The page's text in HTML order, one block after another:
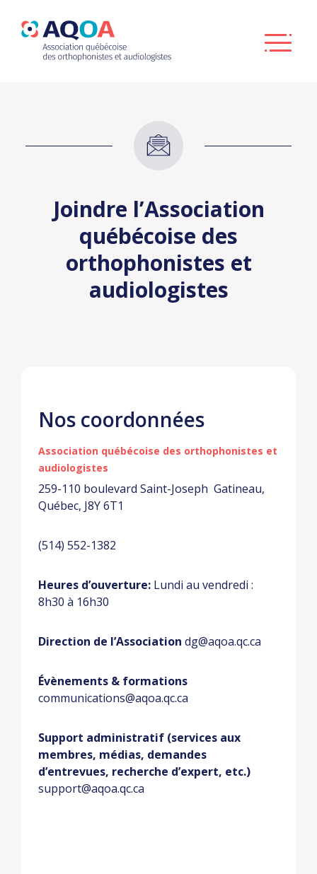
Joindre l’Association
québécoise des
orthophonistes et
audiologistes
Nos coordonnées
Association québécoise des orthophonistes et
audiologistes
259-110 boulevard Saint-Joseph Gatineau,
Québec, J8Y 6T1
(514) 552-1382
Heures d’ouverture: Lundi au vendredi :
8h30 à 16h30
Direction de l’Association dg@aqoa.qc.ca
Évènements & formations
communications@aqoa.qc.ca
Support administratif (services aux
membres, médias, demandes
d’entrevues, recherche d’expert, etc.)
support@aqoa.qc.ca